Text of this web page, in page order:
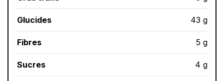
Glucides 43 g
Fibres 5 g
Sucres 4 g